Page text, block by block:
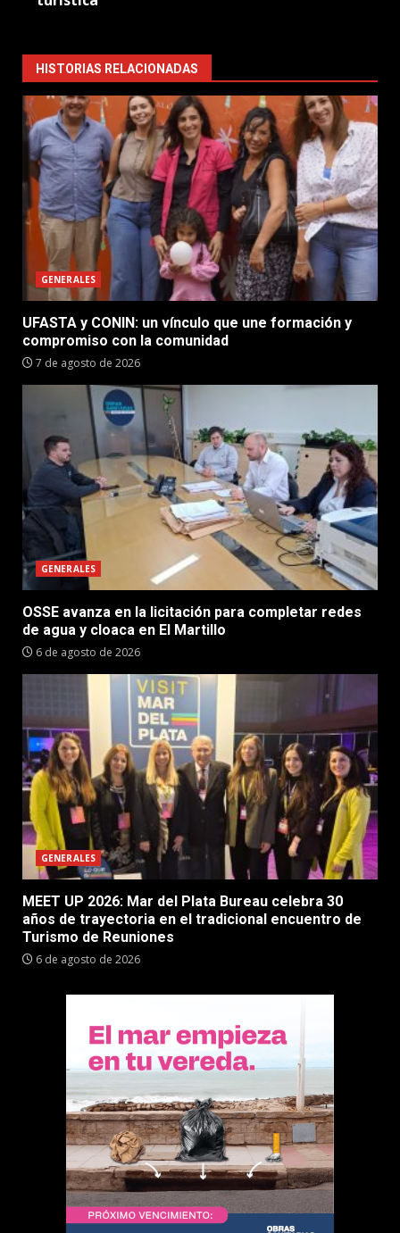
HISTORIAS RELACIONADAS
GENERALES
UFASTA y CONIN: un vínculo que une formación y
compromiso con la comunidad
7 de agosto de 2026
GENERALES
OSSE avanza en la licitación para completar redes
de agua y cloaca en El Martillo
6 de agosto de 2026
GENERALES
MEET UP 2026: Mar del Plata Bureau celebra 30
años de trayectoria en el tradicional encuentro de
Turismo de Reuniones
6 de agosto de 2026